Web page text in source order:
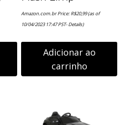
Amazon.com.br Price: R$20,99(as of
10/04/2023 17:47 PST-Details)
Adicionar ao
carrinho